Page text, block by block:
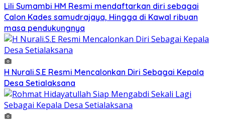
Lili Sumambi HM Resmi mendaftarkan diri sebagai
Calon Kades samudrajaya, Hingga di Kawal ribuan
masa pendukungnya
H Nurali.S.E Resmi Mencalonkan Diri Sebagai Kepala
Desa Setialaksana